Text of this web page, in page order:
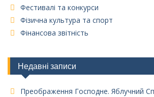
Фестивалі та конкурси
Фізична культура та спорт
Фінансова звітність
Недавні записи
Преображення Господне. Яблучний